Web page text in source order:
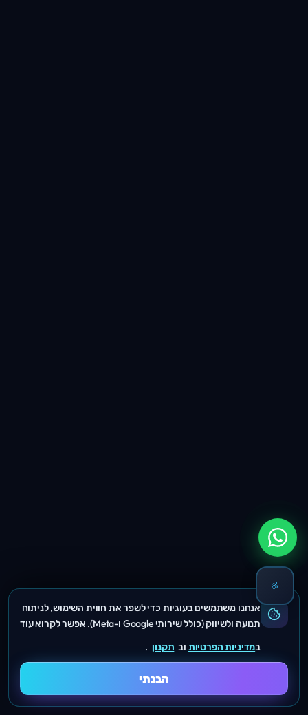
אנחנו משתמשים בעוגיות כדי לשפר את חווית השימוש, לניתוח
תנועה ולשיווק (כולל שירותי Google ו-Meta). אפשר לקרוא עוד
במדיניות הפרטיות וב תקנון .
הבנתי